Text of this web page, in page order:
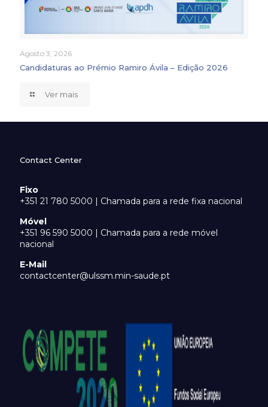
Agosto 3, 2026
Candidaturas ao Prémio Ramiro Ávila – Edição 2026
Ver mais
Contact Center
Fixo
+351 21 780 5000 | Chamada para a rede fixa nacional
Móvel
+351 96 590 5000 | Chamada para a rede móvel
nacional
E-Mail
contactcenter@ulssm.min-saude.pt